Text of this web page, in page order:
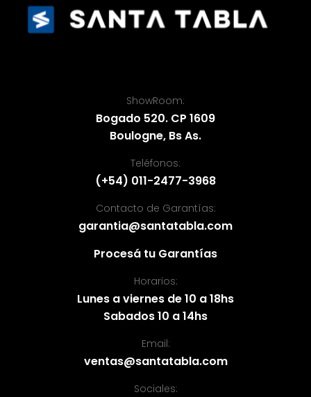
ShowRoom:
Bogado 520. CP 1609
Boulogne, Bs As.
Teléfonos:
(+54) 011-2477-3968
Contacto de Garantías:
garantia@santatabla.com
Procesá tu Garantías
Horarios:
Lunes a viernes de 10 a 18hs
Sabados 10 a 14hs
Email:
ventas@santatabla.com
Sociales: